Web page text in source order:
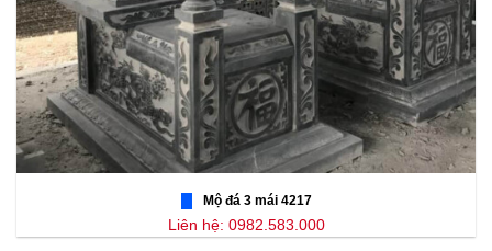
Mộ đá 3 mái 4217
Liên hệ: 0982.583.000